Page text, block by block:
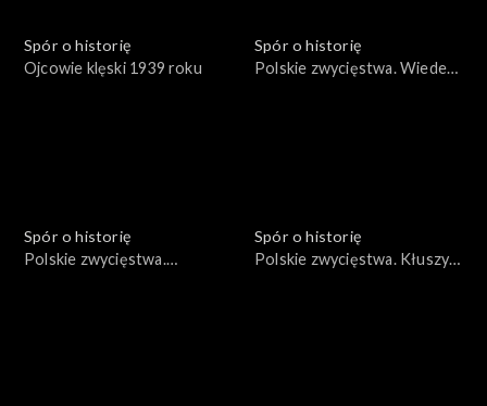
Spór o historię
Ojcowie klęski 1939 roku
Spór o historię
Polskie zwycięstwa. Wiedeń
Spór o historię
Polskie zwycięstwa.
Spór o historię
Polskie zwycięstwa. Kłuszyn